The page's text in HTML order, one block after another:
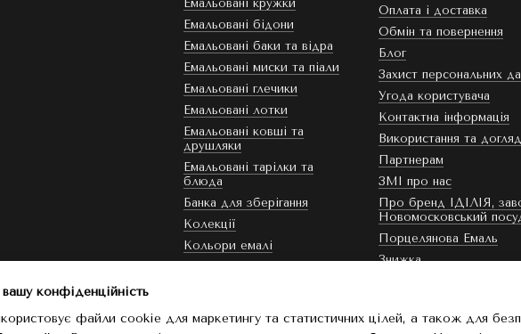
Емальовані кружки
Емальовані бідони
Емальовані баки та відра
Емальовані миски та піали
Емальовані глечики
Емальовані лотки
Емальовані ковші та
друшляки
Емальовані тарілки та
блюда
Банка для зберігання
Колекції
Кольори емалі
Оплата і доставка
Обмін та повернення
Блог
Захист персональних
Угода користувача
Контактна інформація
Використання та догляд
Партнерам
ЗМІ про нас
Про бренд ІДІЛІЯ,
Новомосковський
Порцелянова Емаль
Знижка
конфіденційність
файли cookie для маркетингу та статистичних цілей, а також для